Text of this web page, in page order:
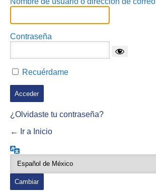
Contraseña
Recuérdame
¿Olvidaste tu contraseña?
← Ir a Inicio